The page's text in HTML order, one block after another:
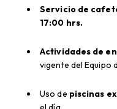
Servicio de
17:00 hrs.
Actividades de
vigente del Equipo
Uso de piscinas